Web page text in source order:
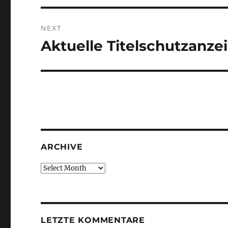
NEXT
Next
Aktuelle
ARCHIVE
Archive
LETZTE KOMMENTARE